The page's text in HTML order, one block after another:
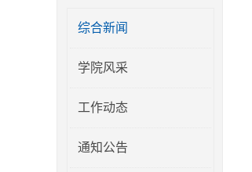
综合新闻
学院风采
工作动态
通知公告